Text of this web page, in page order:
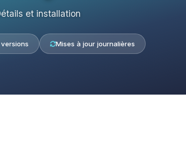
et installation
Mises à jour journalières